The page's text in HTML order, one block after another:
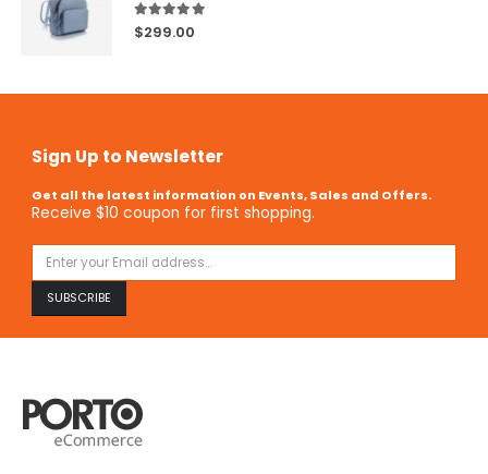
5.00out of 5
$299.00
Sign Up to Newsletter
Get all the latest information on Events, Sales and Offers.
Receive $10 coupon for first shopping.